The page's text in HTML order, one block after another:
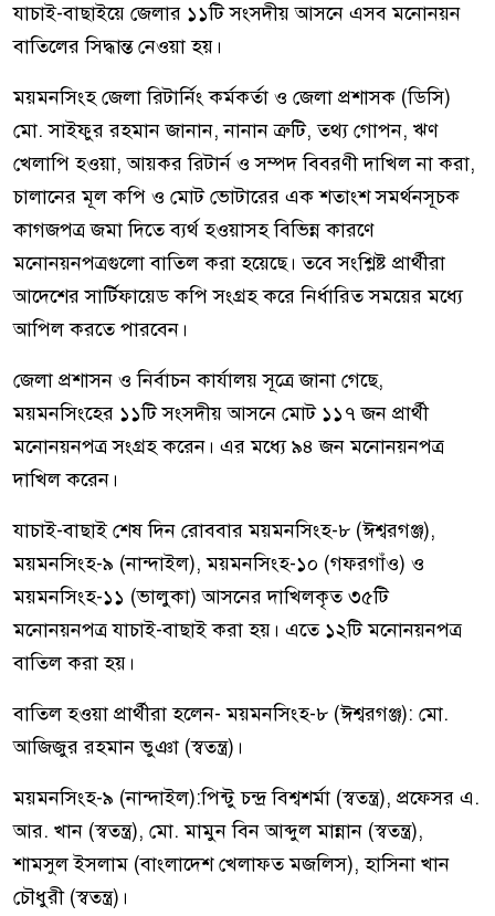
যাচাই-বাছাইয়ে জেলার ১১টি সংসদীয় আসনে এসব মনোনয়ন
বাতিলের সিদ্ধান্ত নেওয়া হয়।
ময়মনসিংহ জেলা রিটার্নিং কর্মকর্তা ও জেলা প্রশাসক (ডিসি)
মো. সাইফুর রহমান জানান, নানান ত্রুটি, তথ্য গোপন, ঋণ
খেলাপি হওয়া, আয়কর রিটার্ন ও সম্পদ বিবরণী দাখিল না করা,
চালানের মূল কপি ও মোট ভোটারের এক শতাংশ সমর্থনসূচক
কাগজপত্র জমা দিতে ব্যর্থ হওয়াসহ বিভিন্ন কারণে
মনোনয়নপত্রগুলো বাতিল করা হয়েছে। তবে সংশ্লিষ্ট প্রার্থীরা
আদেশের সার্টিফায়েড কপি সংগ্রহ করে নির্ধারিত সময়ের মধ্যে
আপিল করতে পারবেন।
জেলা প্রশাসন ও নির্বাচন কার্যালয় সূত্রে জানা গেছে,
ময়মনসিংহের ১১টি সংসদীয় আসনে মোট ১১৭ জন প্রার্থী
মনোনয়নপত্র সংগ্রহ করেন। এর মধ্যে ৯৪ জন মনোনয়নপত্র
দাখিল করেন।
যাচাই-বাছাই শেষ দিন রোববার ময়মনসিংহ-৮ (ঈশ্বরগঞ্জ),
ময়মনসিংহ-৯ (নান্দাইল), ময়মনসিংহ-১০ (গফরগাঁও) ও
ময়মনসিংহ-১১ (ভালুকা) আসনের দাখিলকৃত ৩৫টি
মনোনয়নপত্র যাচাই-বাছাই করা হয়। এতে ১২টি মনোনয়নপত্র
বাতিল করা হয়।
বাতিল হওয়া প্রার্থীরা হলেন- ময়মনসিংহ-৮ (ঈশ্বরগঞ্জ): মো.
আজিজুর রহমান ভুঞা (স্বতন্ত্র)।
ময়মনসিংহ-৯ (নান্দাইল):পিন্টু চন্দ্র বিশ্বশর্মা (স্বতন্ত্র), প্রফেসর এ.
আর. খান (স্বতন্ত্র), মো. মামুন বিন আব্দুল মান্নান (স্বতন্ত্র),
শামসুল ইসলাম (বাংলাদেশ খেলাফত মজলিস), হাসিনা খান
চৌধুরী (স্বতন্ত্র)।